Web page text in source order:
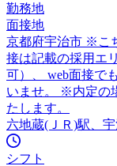
勤務地
面接地
京都府宇治市 ※こ
接は記載の採用エ
可）、 web面接で
いませ。 ※内定の
たします。
六地蔵(ＪＲ)駅、
シフト